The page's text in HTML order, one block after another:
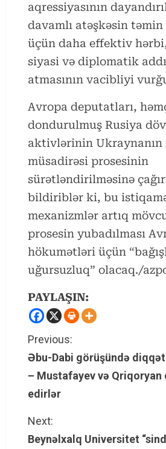
aqressiyasının
davamlı atəşkəsin təmin
üçün daha effektiv
siyasi və diplomatik
atmasının vacibliyi
Avropa deputatları,
dondurulmuş Rusiya
aktivlərinin Ukraynanın
müsadirəsi prosesinin
sürətləndirilməsinə
bildiriblər ki, bu
mexanizmlər artıq
prosesin yubadılması
hökumətləri üçün
uğursuzluq” olacaq./
PAYLAŞIN:
C
o
n
t
i
Previous:
Əbu-Dabi görüşündə
– Mustafayev və
edirlər
Next:
Beynəlxalq Universitet